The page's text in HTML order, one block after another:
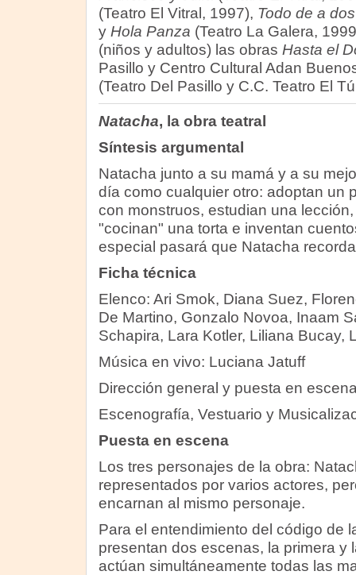
(Teatro El Vitral, 1997), Todo de a dos
y Hola Panza (Teatro La Galera,
(niños y adultos) las obras Hasta el
Pasillo y Centro Cultural Adan
(Teatro Del Pasillo y C.C. Teatro El
Natacha, la obra teatral
Síntesis argumental
Natacha junto a su mamá y a su
día como cualquier otro: adoptan un
con monstruos, estudian una
"cocinan" una torta e inventan
especial pasará que Natacha
Ficha técnica
Elenco: Ari Smok, Diana Suez,
De Martino, Gonzalo Novoa, Inaam
Schapira, Lara Kotler, Liliana Bucay,
Música en vivo: Luciana Jatuff
Dirección general y puesta en
Escenografía, Vestuario y
Puesta en escena
Los tres personajes de la obra:
representados por varios actores,
encarnan al mismo personaje.
Para el entendimiento del código de
presentan dos escenas, la primera y
actúan simultáneamente todas las